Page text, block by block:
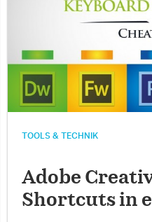
TOOLS & TECHNIK
Adobe
Shortcuts in